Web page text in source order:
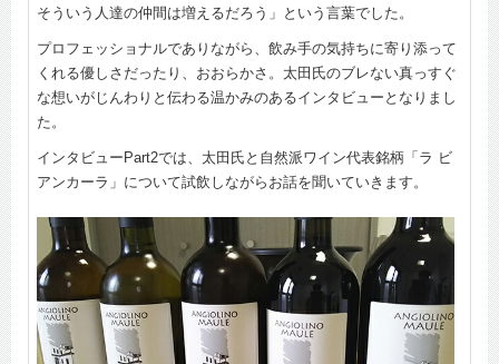
そういう人達の仲間は増えるだろう」という言葉でした。
プロフェッショナルでありながら、飲み手の気持ちに寄り添って
くれる優しさだったり、おおらかさ。太田氏のブレない真っすぐ
な想いがじんわりと伝わる温かみのあるインタビューとなりまし
た。
インタビューPart2では、太田氏と自然派ワイン代表銘柄「ラ ビ
アンカーラ」について試飲しながらお話を聞いていきます。